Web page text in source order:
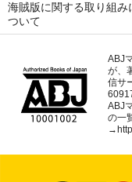
海賊版に関する取り組み
ついて
ABJ
が、
信サ
ABJ
の一
→